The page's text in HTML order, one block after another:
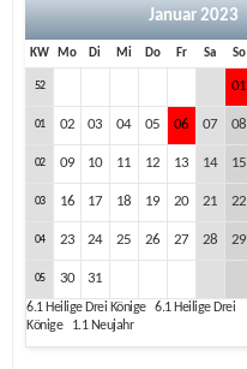
Januar 2023
KW Mo Di Mi Do Fr Sa So
52 01
01 02 03 04 05 06 07 08
02 09 10 11 12 13 14 15
03 16 17 18 19 20 21 22
04 23 24 25 26 27 28 29
05 30 31
6.1Heilige Drei Könige 6.1Heilige Drei
Könige
1.1Neujahr